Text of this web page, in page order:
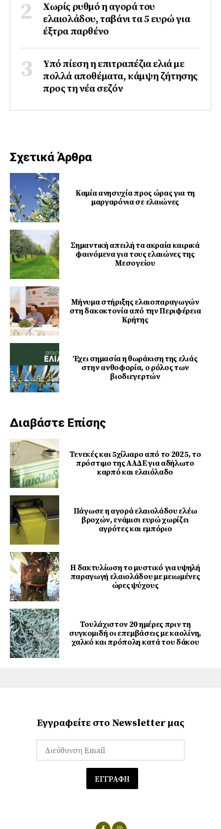
Χωρίς ρυθμό η αγορά του
ελαιολάδου, ταβάνι τα 5 ευρώ για
έξτρα παρθένο
Υπό πίεση η επιτραπέζια ελιά με
πολλά αποθέματα, κάμψη ζήτησης
προς τη νέα σεζόν
Σχετικά Άρθρα
Καμία ανησυχία προς ώρας για τη
μαργαρόνια σε ελαιώνες
Σημαντική απειλή τα ακραία καιρικά
φαινόμενα για τους ελαιώνες της
Μεσογείου
Μήνυμα στήριξης ελαιοπαραγωγών
στη δακοκτονία από την Περιφέρεια
Κρήτης
Έχει σημασία η θωράκιση της ελιάς
στην ανθοφορία, ο ρόλος των
βιοδιεγερτών
Διαβάστε Επίσης
Τενεκές και 5χίλιαρο από το 2025, το
πρόστιμο της ΑΑΔΕ για αδήλωτο
καρπό και ελαιόλαδο
Πάγωσε η αγορά ελαιολάδου ελέω
βροχών, ενάμισι ευρώ χωρίζει
αγρότες και εμπόριο
Η δακτυλίωση το μυστικό για υψηλή
παραγωγή ελαιολάδου με μειωμένες
ώρες ψύχους
Τουλάχιστον 20 ημέρες πριν τη
συγκομιδή οι επεμβάσεις με καολίνη,
χαλκό και πρόπολη κατά του δάκου
Εγγραφείτε στο Newsletter μας